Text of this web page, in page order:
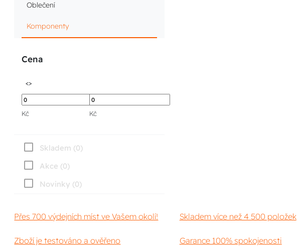
Oblečení
Komponenty
Cena
<>
<>
Kč Kč
Skladem (0)
Akce (0)
Novinky (0)
Přes 700 výdejních míst ve Vašem okolí! Skladem více než 4 500 položek
Zboží je testováno a ověřeno Garance 100% spokojenosti